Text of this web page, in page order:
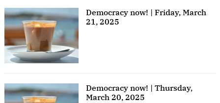
Democracy now! | Friday, March
21, 2025
Democracy now! | Thursday,
March 20, 2025